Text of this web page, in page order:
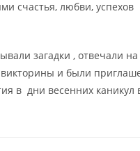
счастья, любви,
загадки , отвечали
викторины и были
в дни весенних каникул